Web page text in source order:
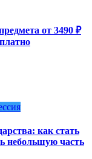
от 3490 ₽
как стать
небольшую часть